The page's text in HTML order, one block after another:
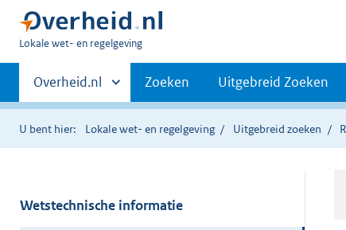
U
hier:
Lokale wet- en regelgeving
Primaire
navigatie
Andere
sites
binnen
Overheid.nl Zoeken Uitgebreid Zoeken
U bent hier: Lokale wet- en regelgeving Uitgebreid zoeken
Wetstechnische informatie